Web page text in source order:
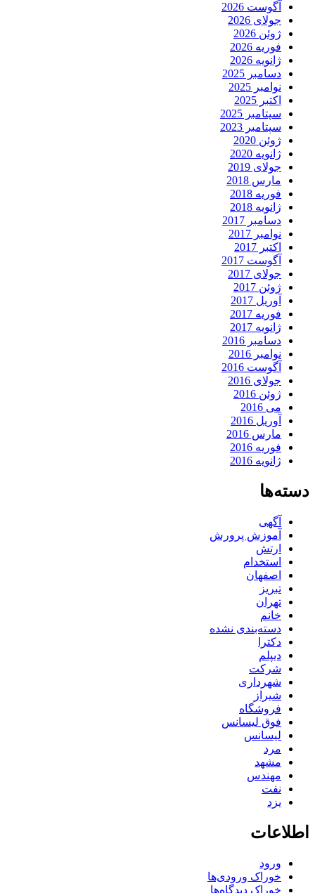
آگوست 2026
جولای 2026
ژوئن 2026
فوریه 2026
ژانویه 2026
دسامبر 2025
نوامبر 2025
اکتبر 2025
سپتامبر 2025
سپتامبر 2023
ژوئن 2020
ژانویه 2020
جولای 2019
مارس 2018
فوریه 2018
ژانویه 2018
دسامبر 2017
نوامبر 2017
اکتبر 2017
آگوست 2017
جولای 2017
ژوئن 2017
آوریل 2017
فوریه 2017
ژانویه 2017
دسامبر 2016
نوامبر 2016
آگوست 2016
جولای 2016
ژوئن 2016
می 2016
آوریل 2016
مارس 2016
فوریه 2016
ژانویه 2016
دسته‌ها
آگهی
آموزش پرورش
ارتش
استخدام
اصفهان
تبریز
تهران
خانم
دسته‌بندی نشده
دکترا
دیپلم
شرکت
شهرداری
شیراز
فروشگاه
فوق لیسانس
لیسانس
مرد
مشهد
مهندس
نفت
یزد
اطلاعات
ورود
خوراک ورودی‌ها
خوراک دیدگاه‌ها